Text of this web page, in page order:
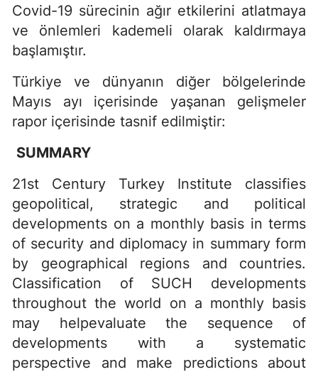
Covid-19 sürecinin ağır etkilerini atlatmaya
ve önlemleri kademeli olarak kaldırmaya
başlamıştır.
Türkiye ve dünyanın diğer bölgelerinde
Mayıs ayı içerisinde yaşanan gelişmeler
rapor içerisinde tasnif edilmiştir:
SUMMARY
21st Century Turkey Institute classifies
geopolitical, strategic and political
developments on a monthly basis in terms
of security and diplomacy in summary form
by geographical regions and countries.
Classification of SUCH developments
throughout the world on a monthly basis
may helpevaluate the sequence of
developments with a systematic
perspective and make predictions about